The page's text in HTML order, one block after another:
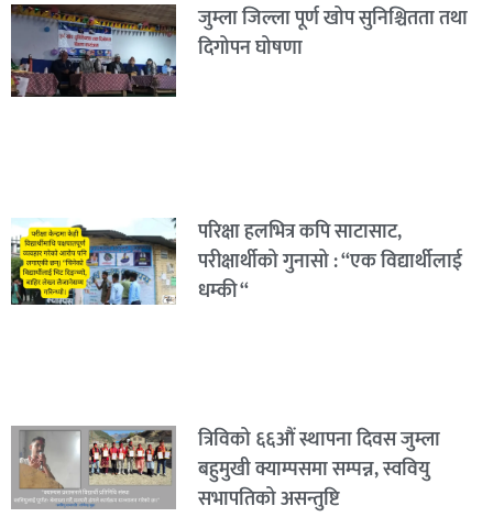
जुम्ला जिल्ला पूर्ण खोप सुनिश्चितता तथा
दिगोपन घोषणा
परिक्षा हलभित्र कपि साटासाट,
परीक्षार्थीको गुनासो : “एक विद्यार्थीलाई
धम्की “
त्रिविको ६६औं स्थापना दिवस जुम्ला
बहुमुखी क्याम्पसमा सम्पन्न, स्ववियु
सभापतिको असन्तुष्टि